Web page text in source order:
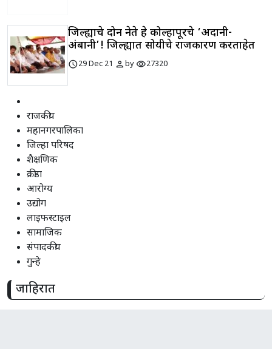
जिल्ह्याचे दोन नेते हे कोल्हापूरचे ‘अदानी-
अंबानी’! जिल्ह्यात सोयीचे राजकारण करताहेत
schedule29 Dec 21 personbyvisibility27320
राजकीय
महानगरपालिका
जिल्हा परिषद
शैक्षणिक
क्रीडा
आरोग्य
उद्योग
लाइफस्टाइल
सामाजिक
संपादकीय
गुन्हे
जाहिरात